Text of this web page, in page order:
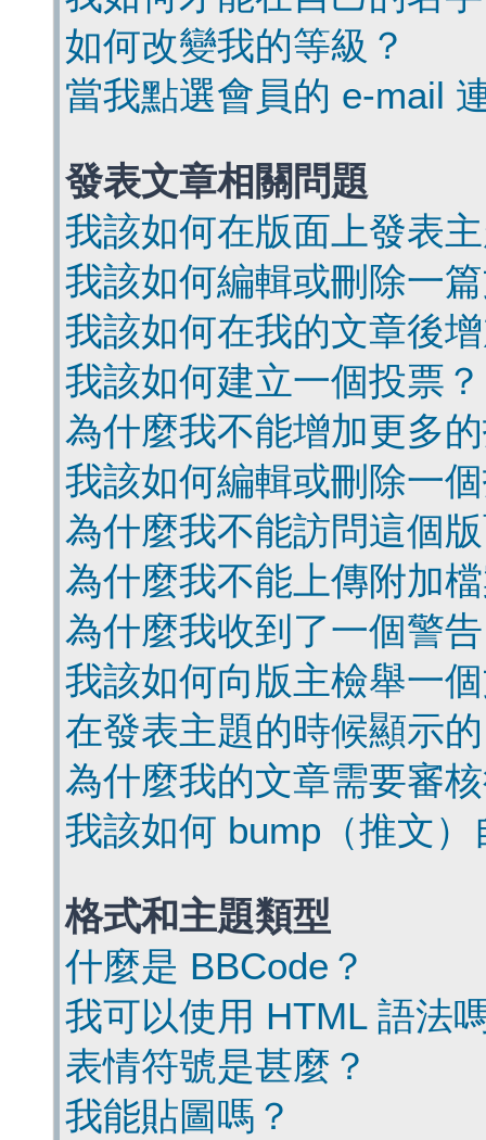
如何改變我的等級？
當我點選會員的 e-mail
發表文章相關問題
我該如何在版面上發表
我該如何編輯或刪除一
我該如何在我的文章後
我該如何建立一個投票？
為什麼我不能增加更多
我該如何編輯或刪除一
為什麼我不能訪問這個
為什麼我不能上傳附加
為什麼我收到了一個警
我該如何向版主檢舉一
在發表主題的時候顯示
為什麼我的文章需要審
我該如何 bump（推文
格式和主題類型
什麼是 BBCode？
我可以使用 HTML 語法
表情符號是甚麼？
我能貼圖嗎？